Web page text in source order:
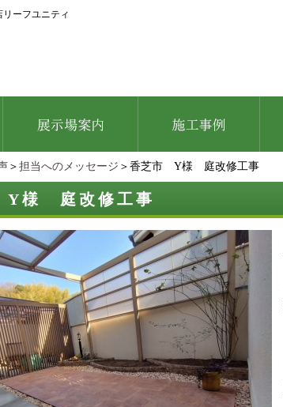
ーフユニティ
＞ 担当へのメッセージ ＞香芝市 Y様 庭改修工事
様 庭改修工事